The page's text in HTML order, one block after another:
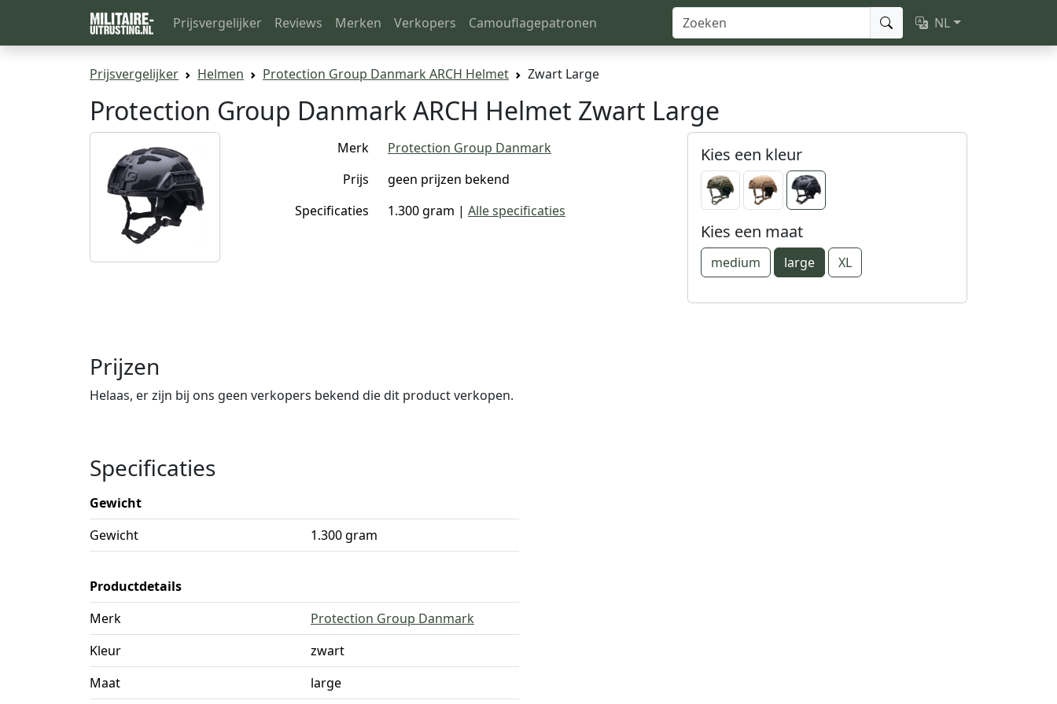
Prijsvergelijker Reviews Merken Verkopers Camouflagepatronen NL
Prijsvergelijker Helmen Protection Group Danmark ARCH Helmet Zwart Large
Protection Group Danmark ARCH Helmet Zwart Large
Merk
Protection Group Danmark
Prijs
geen prijzen bekend
Specificaties
1.300 gram | Alle specificaties
Kies een kleur
Kies een maat
medium large XL
Prijzen
Helaas, er zijn bij ons geen verkopers bekend die dit product verkopen.
Specificaties
Gewicht
Gewicht
1.300 gram
Productdetails
Merk
Protection Group Danmark
Kleur
zwart
Maat
large